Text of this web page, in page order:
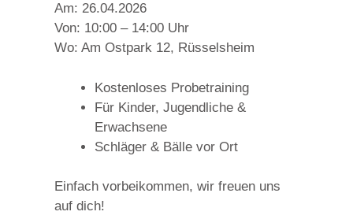
Am: 26.04.2026
Von: 10:00 – 14:00 Uhr
Wo: Am Ostpark 12, Rüsselsheim
Kostenloses Probetraining
Für Kinder, Jugendliche &
Erwachsene
Schläger & Bälle vor Ort
Einfach vorbeikommen, wir freuen uns
auf dich!